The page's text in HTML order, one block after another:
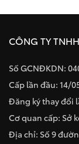
CÔNG TY
Số GCNĐKDN:
Cấp lần đầu: 14/
Đăng ký thay đổi
Cơ quan cấp: Sở
Địa chỉ: Số 9